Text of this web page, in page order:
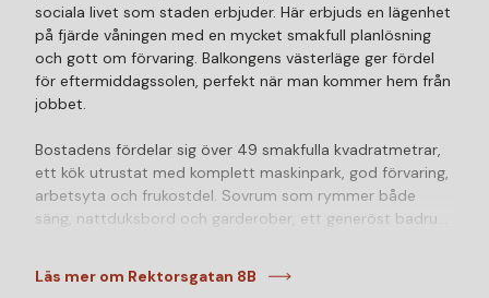
sociala livet som staden erbjuder. Här erbjuds en lägenhet
på fjärde våningen med en mycket smakfull planlösning
och gott om förvaring. Balkongens västerläge ger fördel
för eftermiddagssolen, perfekt när man kommer hem från
jobbet.
Bostadens fördelar sig över 49 smakfulla kvadratmetrar,
ett kök utrustat med komplett maskinpark, god förvaring,
arbetsyta och frukostdel. Sovrum som rymmer både
säng, nattduksbord och garderober, ett generöst badrum
kallar väldisponerat. Runt i lägenheten finns gott om
Läs mer om Rektorsgatan 8B